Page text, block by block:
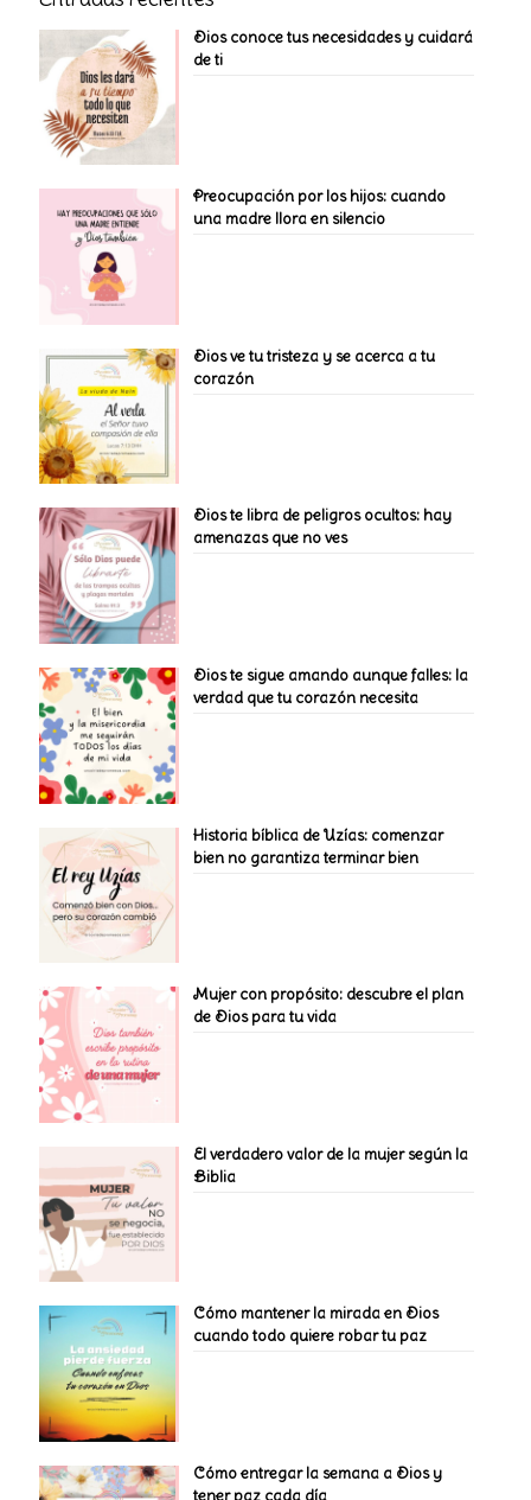
Dios conoce tus necesidades y cuidará
de ti
Preocupación por los hijos: cuando
una madre llora en silencio
Dios ve tu tristeza y se acerca a tu
corazón
Dios te libra de peligros ocultos: hay
amenazas que no ves
Dios te sigue amando aunque falles: la
verdad que tu corazón necesita
Historia bíblica de Uzías: comenzar
bien no garantiza terminar bien
Mujer con propósito: descubre el plan
de Dios para tu vida
El verdadero valor de la mujer según la
Biblia
Cómo mantener la mirada en Dios
cuando todo quiere robar tu paz
Cómo entregar la semana a Dios y
tener paz cada día